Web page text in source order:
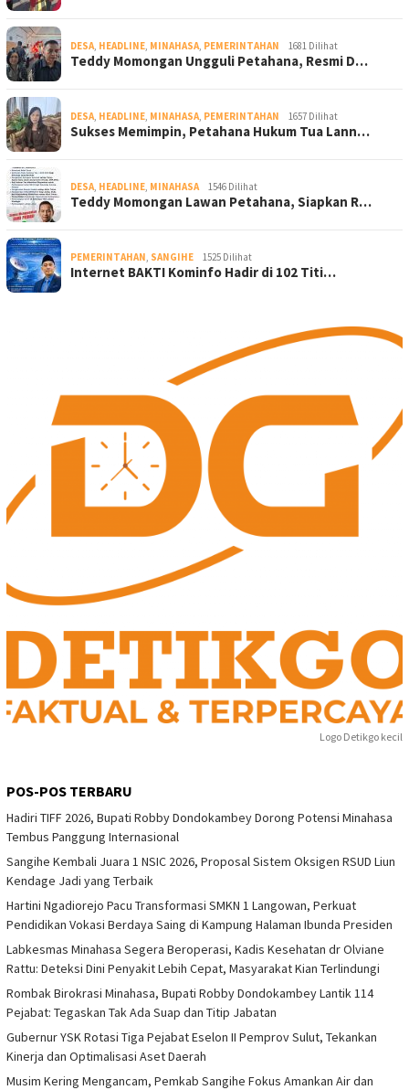
DESA, HEADLINE, MINAHASA, PEMERINTAHAN 1681 Dilihat
Teddy Momongan Ungguli Petahana, Resmi D…
DESA, HEADLINE, MINAHASA, PEMERINTAHAN 1657 Dilihat
Sukses Memimpin, Petahana Hukum Tua Lann…
DESA, HEADLINE, MINAHASA 1546 Dilihat
Teddy Momongan Lawan Petahana, Siapkan R…
PEMERINTAHAN, SANGIHE 1525 Dilihat
Internet BAKTI Kominfo Hadir di 102 Titi…
Logo Detikgo kecil
POS-POS TERBARU
Hadiri TIFF 2026, Bupati Robby Dondokambey Dorong Potensi Minahasa
Tembus Panggung Internasional
Sangihe Kembali Juara 1 NSIC 2026, Proposal Sistem Oksigen RSUD Liun
Kendage Jadi yang Terbaik
Hartini Ngadiorejo Pacu Transformasi SMKN 1 Langowan, Perkuat
Pendidikan Vokasi Berdaya Saing di Kampung Halaman Ibunda Presiden
Labkesmas Minahasa Segera Beroperasi, Kadis Kesehatan dr Olviane
Rattu: Deteksi Dini Penyakit Lebih Cepat, Masyarakat Kian Terlindungi
Rombak Birokrasi Minahasa, Bupati Robby Dondokambey Lantik 114
Pejabat: Tegaskan Tak Ada Suap dan Titip Jabatan
Gubernur YSK Rotasi Tiga Pejabat Eselon II Pemprov Sulut, Tekankan
Kinerja dan Optimalisasi Aset Daerah
Musim Kering Mengancam, Pemkab Sangihe Fokus Amankan Air dan